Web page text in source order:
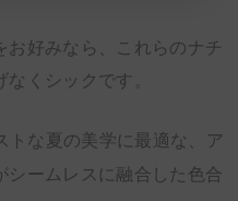
お好みなら、これらのナチ
くシックです。
トな夏の美学に最適な、ア
シームレスに融合した色合